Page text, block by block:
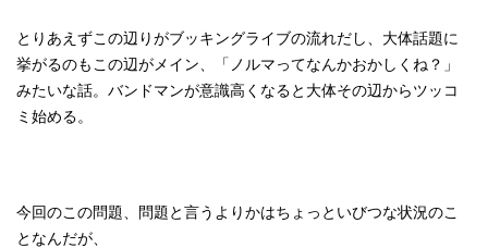
とりあえずこの辺りがブッキングライブの流れだし、大体話題に
挙がるのもこの辺がメイン、「ノルマってなんかおかしくね？」
みたいな話。バンドマンが意識高くなると大体その辺からツッコ
ミ始める。
今回のこの問題、問題と言うよりかはちょっといびつな状況のこ
となんだが、